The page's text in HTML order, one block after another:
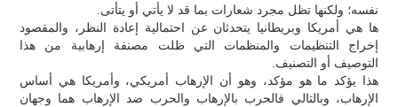
نفسه؛ ولكنها تظل مجرد شعارات بما قد لا يأتي أو يتأتى.
ها هي أمريكا وبريطانيا يتحدثان عن احتمالية إعادة النظر، والمقصود
إخراج التنظيمات والمنظمات التي ظلت مصنفة إرهابية من هذا
التوصيف أو التصنيف.
هذا يؤكد ما هو مؤكد، وهو أن الإرهاب أمريكي، وأمريكا هي أساس
الإرهاب، وبالتالي فالحرب بالإرهاب والحرب ضد الإرهاب هما وجهان